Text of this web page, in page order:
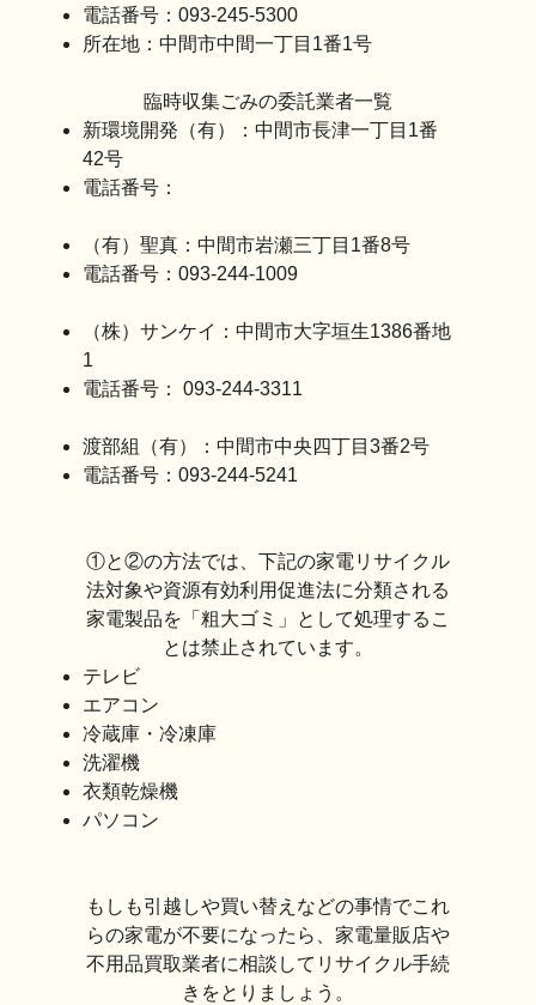
電話番号：093-245-5300
所在地：中間市中間一丁目1番1号
臨時収集ごみの委託業者一覧
新環境開発（有）：中間市長津一丁目1番
42号
電話番号：
（有）聖真：中間市岩瀬三丁目1番8号
電話番号：093-244-1009
（株）サンケイ：中間市大字垣生1386番地
1
電話番号： 093-244-3311
渡部組（有）：中間市中央四丁目3番2号
電話番号：093-244-5241
①と②の方法では、下記の家電リサイクル
法対象や資源有効利用促進法に分類される
家電製品を「粗大ゴミ」として処理するこ
とは禁止されています。
テレビ
エアコン
冷蔵庫・冷凍庫
洗濯機
衣類乾燥機
パソコン
もしも引越しや買い替えなどの事情でこれ
らの家電が不要になったら、家電量販店や
不用品買取業者に相談してリサイクル手続
きをとりましょう。